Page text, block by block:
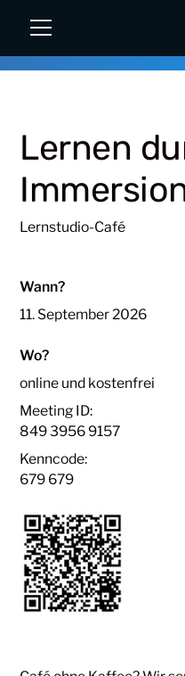
Lernen
Lernstudio-Café
Wann?
11. September 2026
Wo?
online und kostenfrei
Meeting ID:
849 3956 9157
Kenncode:
679 679